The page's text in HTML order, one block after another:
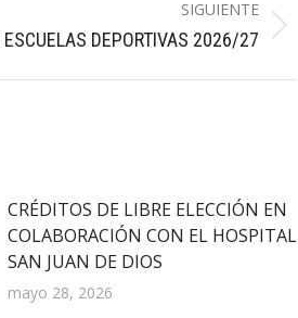
SIGUIENTE
ESCUELAS DEPORTIVAS 2026/27
CRÉDITOS DE LIBRE ELECCIÓN EN
COLABORACIÓN CON EL HOSPITAL
SAN JUAN DE DIOS
mayo 28, 2026